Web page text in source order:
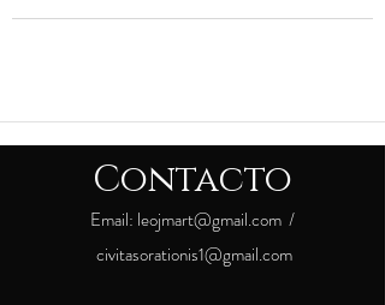
Contacto
Email: leojmart@gmail.com /
civitasorationis1@gmail.com